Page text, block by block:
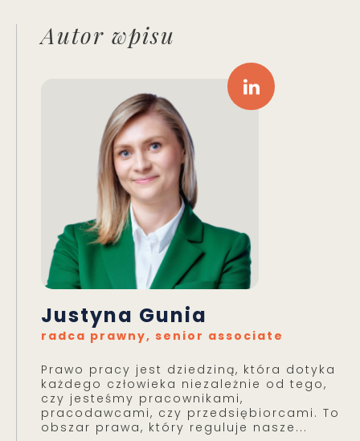
Autor wpisu
Justyna Gunia
radca prawny, senior associate
Prawo pracy jest dziedziną, która dotyka
każdego człowieka niezależnie od tego,
czy jesteśmy pracownikami,
pracodawcami, czy przedsiębiorcami. To
obszar prawa, który reguluje nasze...